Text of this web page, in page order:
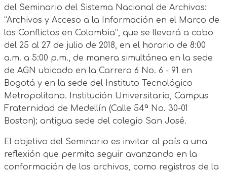
del Seminario del Sistema Nacional de Archivos:
“Archivos y Acceso a la Información en el Marco de
los Conflictos en Colombia”, que se llevará a cabo
del 25 al 27 de julio de 2018, en el horario de 8:00
a.m. a 5:00 p.m., de manera simultánea en la sede
de AGN ubicado en la Carrera 6 No. 6 - 91 en
Bogotá y en la sede del Instituto Tecnológico
Metropolitano. Institución Universitaria, Campus
Fraternidad de Medellín (Calle 54ª No. 30-01
Boston); antigua sede del colegio San José.
El objetivo del Seminario es invitar al país a una
reflexión que permita seguir avanzando en la
conformación de los archivos, como registros de la